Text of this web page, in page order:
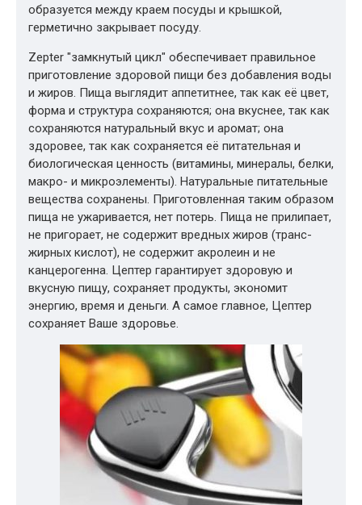
образуется между краем посуды и крышкой,
герметично закрывает посуду.
Zepter "замкнутый цикл" обеспечивает правильное
приготовление здоровой пищи без добавления воды
и жиров. Пища выглядит аппетитнее, так как её цвет,
форма и структура сохраняются; она вкуснее, так как
сохраняются натуральный вкус и аромат; она
здоровее, так как сохраняется её питательная и
биологическая ценность (витамины, минералы, белки,
макро- и микроэлементы). Натуральные питательные
вещества сохранены. Приготовленная таким образом
пища не ужаривается, нет потерь. Пища не прилипает,
не пригорает, не содержит вредных жиров (транс-
жирных кислот), не содержит акролеин и не
канцерогенна. Цептер гарантирует здоровую и
вкусную пищу, сохраняет продукты, экономит
энергию, время и деньги. А самое главное, Цептер
сохраняет Ваше здоровье.